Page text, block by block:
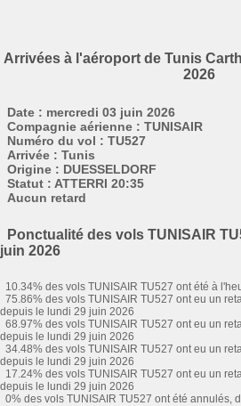
Arrivées à l'aéroport de Tunis
2026
Date : mercredi 03 juin 2026
Compagnie aérienne : TUNISAIR
Numéro du vol : TU527
Arrivée : Tunis
Origine : DUESSELDORF
Statut : ATTERRI 20:35
Aucun retard
Ponctualité des vols TUNISAIR
juin 2026
10.34% des vols TUNISAIR TU527 ont été à
75.86% des vols TUNISAIR TU527 ont eu un
depuis le lundi 29 juin 2026
68.97% des vols TUNISAIR TU527 ont eu un
depuis le lundi 29 juin 2026
34.48% des vols TUNISAIR TU527 ont eu un
depuis le lundi 29 juin 2026
17.24% des vols TUNISAIR TU527 ont eu un
depuis le lundi 29 juin 2026
0% des vols TUNISAIR TU527 ont été annulés,